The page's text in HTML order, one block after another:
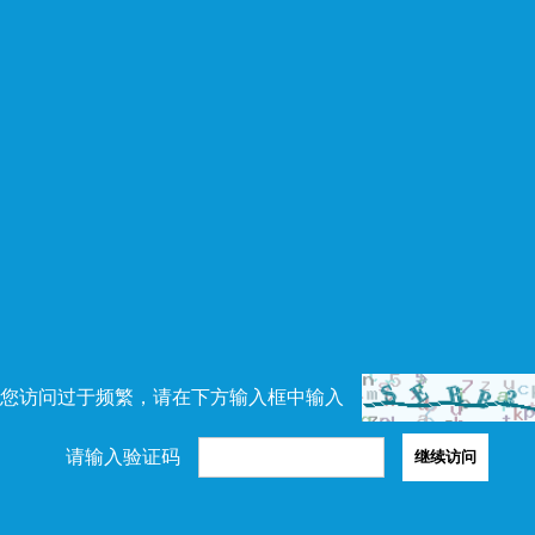
访问过于频繁，请在下方输入框中输入
请输入验证码 继续访问